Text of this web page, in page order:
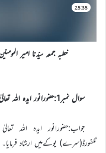
خطبہ جمعہ سیّدنا امیر
سوال نمبر1:حضورانور ایدہ اللہ تعالیٰ بنصرہ العزیزنے یہ خطبہ کہاں ارشاد فرمایا؟
جواب:حضورانور ایدہ اللہ
ٹلفورڈ(سرے) یوکےمیں ارشاد فرمایا۔